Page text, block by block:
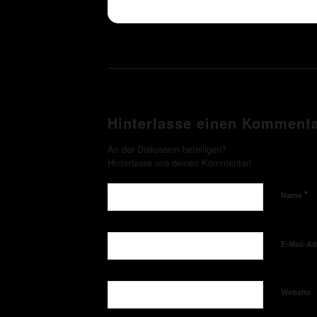
Hinterlasse einen
An der Diskussion beteiligen?
Hinterlasse uns deinen Kommentar!
Name *
E-Mail-
Website